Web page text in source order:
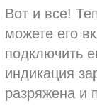
Вот и все!
можете его
подключить
индикация
разряжена и